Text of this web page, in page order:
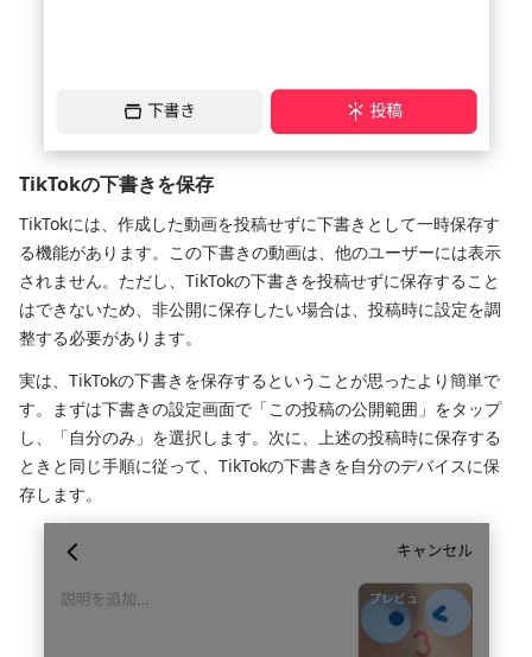
TikTokの下書きを保存
TikTokには、作成した動画を投稿せずに下書きとして一時保存す
る機能があります。この下書きの動画は、他のユーザーには表示
されません。ただし、TikTokの下書きを投稿せずに保存すること
はできないため、非公開に保存したい場合は、投稿時に設定を調
整する必要があります。
実は、TikTokの下書きを保存するということが思ったより簡単で
す。まずは下書きの設定画面で「この投稿の公開範囲」をタップ
し、「自分のみ」を選択します。次に、上述の投稿時に保存する
ときと同じ手順に従って、TikTokの下書きを自分のデバイスに保
存します。